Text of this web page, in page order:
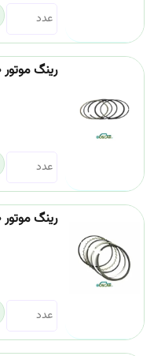
رینگ موتور 50 سمند ملی مارموت
رینگ موتور 50 روآ مارموت